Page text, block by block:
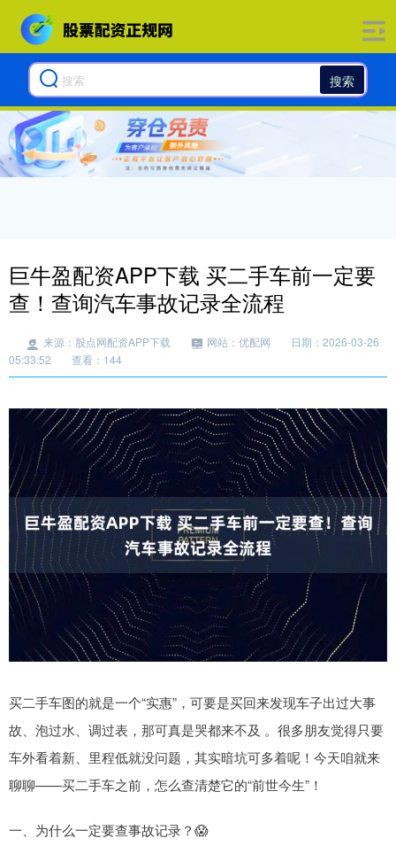
搜索
巨牛盈配资APP下载 买二手车前一定要
查！查询汽车事故记录全流程
来源：股点网配资APP下载 网站：优配网
日期：2026-03-26
05:33:52
查看：144
买二手车图的就是一个“实惠”，可要是买回来发现车子出过大事
故、泡过水、调过表，那可真是哭都来不及 。很多朋友觉得只要
车外看着新、里程低就没问题，其实暗坑可多着呢！今天咱就来
聊聊——买二手车之前，怎么查清楚它的“前世今生”！
一、为什么一定要查事故记录？😱